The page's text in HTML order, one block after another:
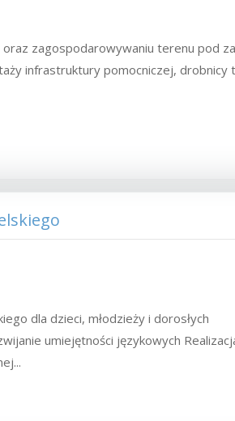
zagospodarowywaniu terenu pod
infrastruktury pomocniczej, drobnicy
dla dzieci, młodzieży i dorosłych
umiejętności językowych